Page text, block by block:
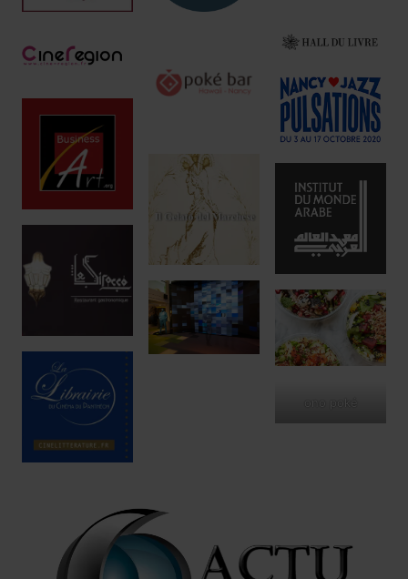
ono poké